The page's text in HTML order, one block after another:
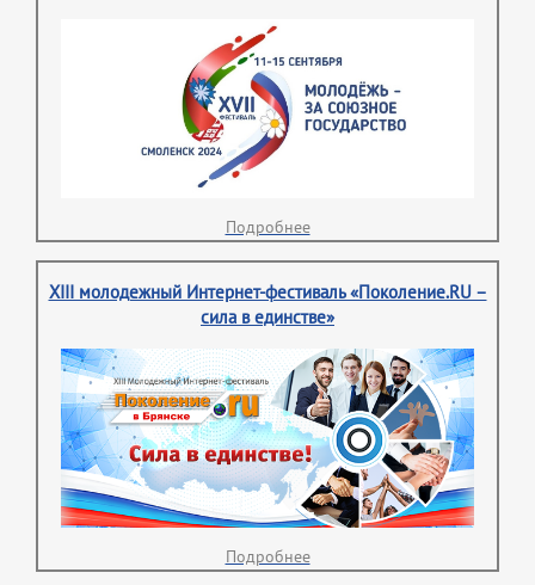
Подробнее
XIII молодежный Интернет-фестиваль «Поколение.RU –
сила в единстве»
Подробнее